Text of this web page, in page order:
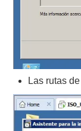
Las rutas